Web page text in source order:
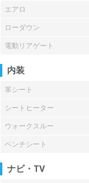
エアロ
ローダウン
電動リアゲート
内装
革シート
シートヒーター
ウォークスルー
ベンチシート
ナビ・TV